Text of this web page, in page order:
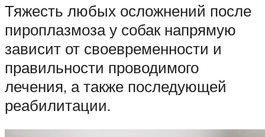
Тяжесть любых осложнений после
пироплазмоза у собак напрямую
зависит от своевременности и
правильности проводимого
лечения, а также последующей
реабилитации.